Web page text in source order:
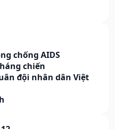
chống AIDS
chiến
đội nhân dân Việt